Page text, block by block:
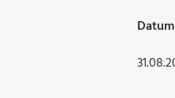
Datum